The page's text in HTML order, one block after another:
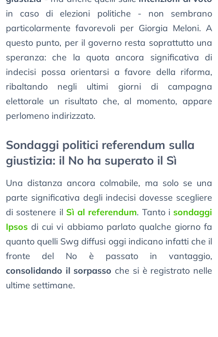
in caso di elezioni politiche - non sembrano
particolarmente favorevoli per Giorgia Meloni. A
questo punto, per il governo resta soprattutto una
speranza: che la quota ancora significativa di
indecisi possa orientarsi a favore della riforma,
ribaltando negli ultimi giorni di campagna
elettorale un risultato che, al momento, appare
perlomeno indirizzato.
Sondaggi politici referendum sulla
giustizia: il No ha superato il Sì
Una distanza ancora colmabile, ma solo se una
parte significativa degli indecisi dovesse scegliere
di sostenere il Sì al referendum. Tanto i sondaggi
Ipsos di cui vi abbiamo parlato qualche giorno fa
quanto quelli Swg diffusi oggi indicano infatti che il
fronte del No è passato in vantaggio,
consolidando il sorpasso che si è registrato nelle
ultime settimane.